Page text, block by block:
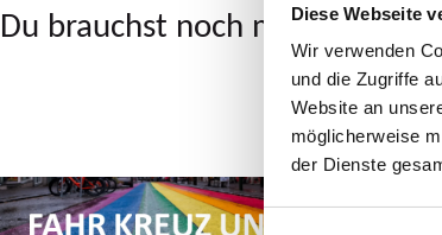
Diese Webseite
Wir verwenden
und die Zugriffe
Website an
möglicherweise
der Dienste
Einwilligungsauswahl
Du brauchst noch mehr gute